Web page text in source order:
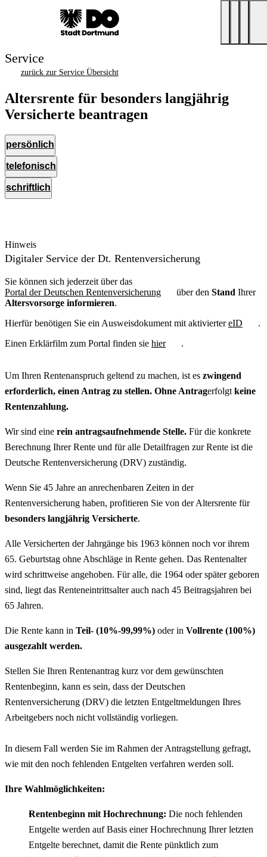
Service
zurück zur Service Übersicht
Altersrente für besonders langjährig
Versicherte beantragen
persönlich
telefonisch
schriftlich
Hinweis
Digitaler Service der Dt. Rentenversicherung
Sie können sich jederzeit über das
Portal der Deutschen Rentenversicherung
über den Stand Ihrer
Altersvorsorge informieren.
Hierfür benötigen Sie ein Ausweisdokument mit aktiviertereID
.
Einen Erklärfilm zum Portal finden sie hier .
Um Ihren Rentenanspruch geltend zu machen, ist es zwingend
erforderlich, einen Antrag zu stellen. Ohne Antragerfolgt keine
Rentenzahlung.
Wir sind eine rein antragsaufnehmende Stelle. Für die konkrete
Berechnung Ihrer Rente und für alle Detailfragen zur Rente ist die
Deutsche Rentenversicherung (DRV) zuständig.
Wenn Sie 45 Jahre an anrechenbaren Zeiten in der
Rentenversicherung haben, profitieren Sie von der Altersrente für
besonders langjährig Versicherte.
Alle Versicherten der Jahrgänge bis 1963 können noch vor ihrem
65. Geburtstag ohne Abschläge in Rente gehen. Das Rentenalter
wird schrittweise angehoben. Für alle, die 1964 oder später geboren
sind, liegt das Renteneintrittsalter auch nach 45 Beitragsjahren bei
65 Jahren.
Die Rente kann in Teil- (10%-99,99%) oder in Vollrente (100%)
ausgezahlt werden.
Stellen Sie Ihren Rentenantrag kurz vor dem gewünschten
Rentenbeginn, kann es sein, dass der Deutschen
Rentenversicherung (DRV) die letzten Entgeltmeldungen Ihres
Arbeitgebers noch nicht vollständig vorliegen.
In diesem Fall werden Sie im Rahmen der Antragstellung gefragt,
wie mit den noch fehlenden Entgelten verfahren werden soll.
Ihre Wahlmöglichkeiten:
Rentenbeginn mit Hochrechnung: Die noch fehlenden
Entgelte werden auf Basis einer Hochrechnung Ihrer letzten
Entgelte berechnet, damit die Rente pünktlich zum